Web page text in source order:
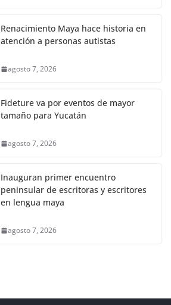
Renacimiento Maya hace historia en
atención a personas autistas
agosto 7, 2026
Fideture va por eventos de mayor
tamaño para Yucatán
agosto 7, 2026
Inauguran primer encuentro
peninsular de escritoras y escritores
en lengua maya
agosto 7, 2026